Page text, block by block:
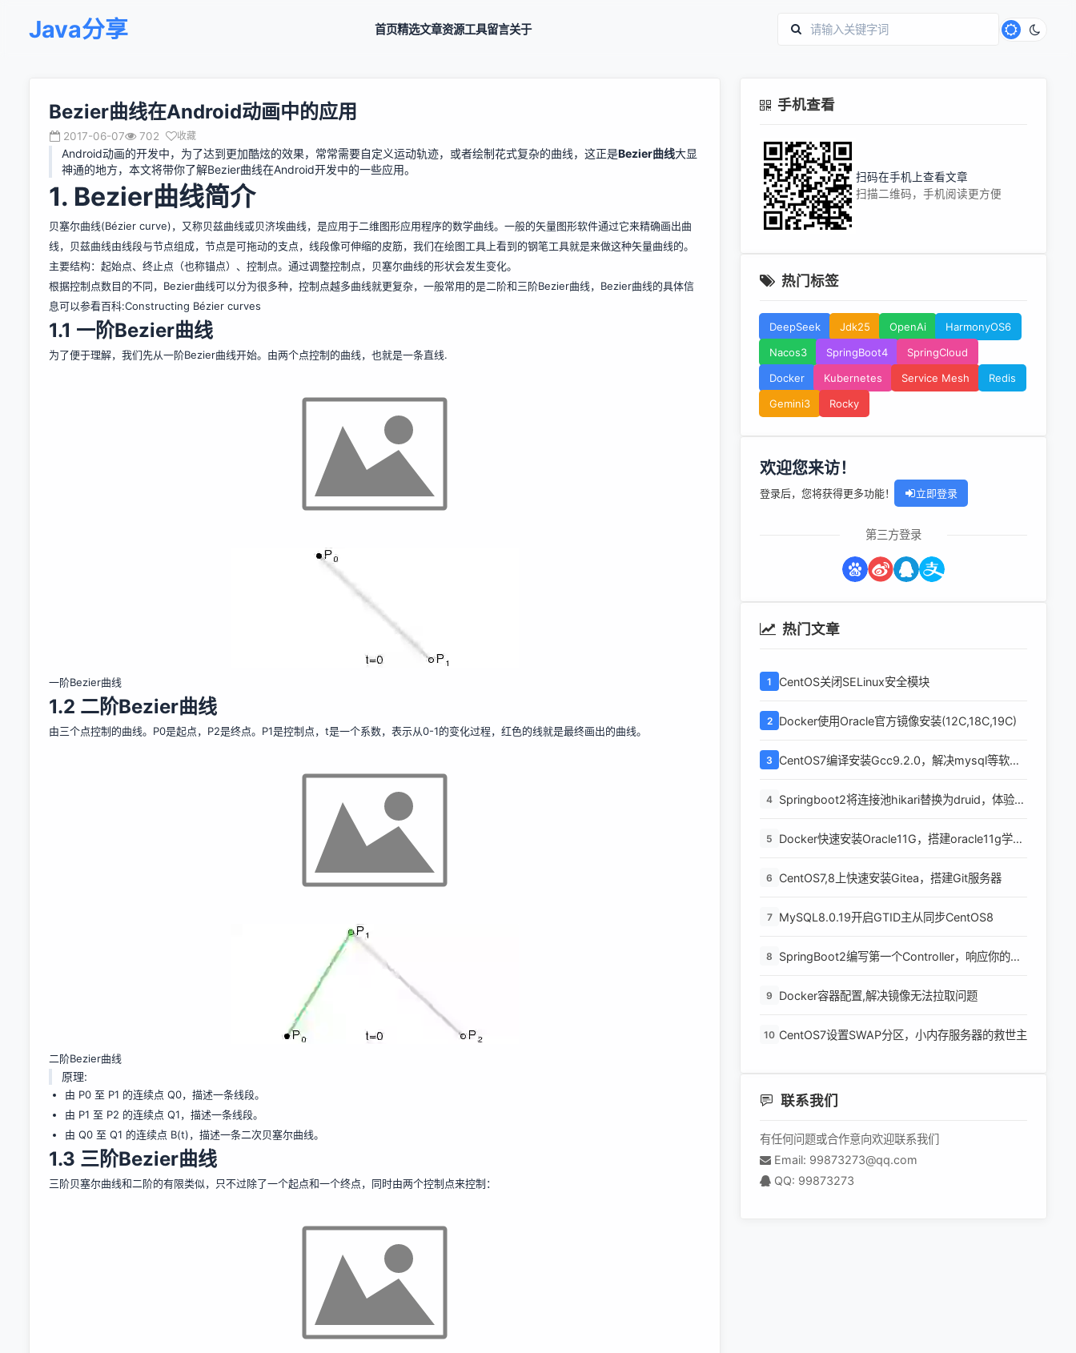
Java分享 首页精选文章资源工具留言关于
Bezier曲线在Android动画中的应用
2017-06-07 702 收藏
Android动画的开发中，为了达到更加酷炫的效果，常常需要自定义运动轨迹，或者绘制花式复杂的曲线，这正是Bezier曲线大显
神通的地方，本文将带你了解Bezier曲线在Android开发中的一些应用。
1. Bezier曲线简介
贝塞尔曲线(Bézier curve)，又称贝兹曲线或贝济埃曲线，是应用于二维图形应用程序的数学曲线。一般的矢量图形软件通过它来精确画出曲
线，贝兹曲线由线段与节点组成，节点是可拖动的支点，线段像可伸缩的皮筋，我们在绘图工具上看到的钢笔工具就是来做这种矢量曲线的。
主要结构：起始点、终止点（也称锚点）、控制点。通过调整控制点，贝塞尔曲线的形状会发生变化。
根据控制点数目的不同，Bezier曲线可以分为很多种，控制点越多曲线就更复杂，一般常用的是二阶和三阶Bezier曲线，Bezier曲线的具体信
息可以参看百科:Constructing Bézier curves
1.1 一阶Bezier曲线
为了便于理解，我们先从一阶Bezier曲线开始。由两个点控制的曲线，也就是一条直线.
一阶Bezier曲线
1.2 二阶Bezier曲线
由三个点控制的曲线。P0是起点，P2是终点。P1是控制点，t是一个系数，表示从0-1的变化过程，红色的线就是最终画出的曲线。
二阶Bezier曲线
原理:
由 P0 至 P1 的连续点 Q0，描述一条线段。
由 P1 至 P2 的连续点 Q1，描述一条线段。
由 Q0 至 Q1 的连续点 B(t)，描述一条二次贝塞尔曲线。
1.3 三阶Bezier曲线
三阶贝塞尔曲线和二阶的有限类似，只不过除了一个起点和一个终点，同时由两个控制点来控制：
手机查看
扫码在手机上查看文章
扫描二维码，手机阅读更方便
热门标签
DeepSeek Jdk25 OpenAi
HarmonyOS6
Nacos3
SpringBoot4
SpringCloud
Docker
Kubernetes Service Mesh
Redis
Gemini3
Rocky
欢迎您来访！
登录后，您将获得更多功能！ 立即登录
第三方登录
热门文章
1 CentOS关闭SELinux安全模块
2 Docker使用Oracle官方镜像安装(12C,18C,19C)
3
CentOS7编译安装Gcc9.2.0，解决mysql等软件
4 Springboot2将连接池hikari替换为druid，体验最
5
Docker快速安装Oracle11G，搭建oracle11g学习
6 CentOS7,8上快速安装Gitea，搭建Git服务器
7 MySQL8.0.19开启GTID主从同步CentOS8
8
SpringBoot2编写第一个Controller，响应你的
9 Docker容器配置,解决镜像无法拉取问题
10 CentOS7设置SWAP分区，小内存服务器的救世主
联系我们
有任何问题或合作意向欢迎联系我们
Email: 99873273@qq.com
QQ: 99873273